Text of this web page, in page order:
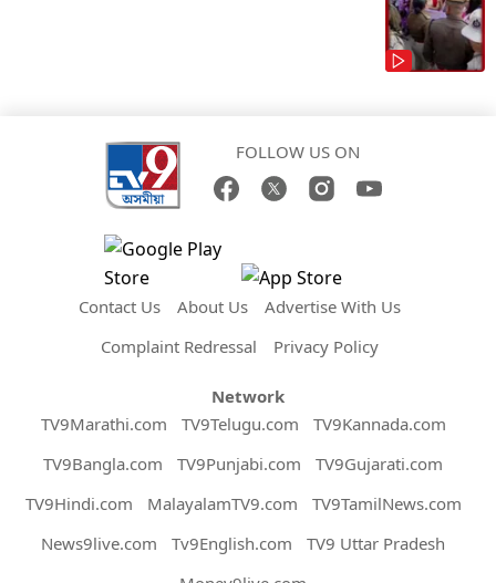
FOLLOW US ON
Contact Us About Us
Advertise With Us
Complaint Redressal
Privacy Policy
Network
TV9Marathi.com
TV9Telugu.com
TV9Kannada.com
TV9Bangla.com
TV9Punjabi.com
TV9Gujarati.com
TV9Hindi.com
MalayalamTV9.com
TV9TamilNews.com
News9live.com
Tv9English.com
TV9 Uttar Pradesh